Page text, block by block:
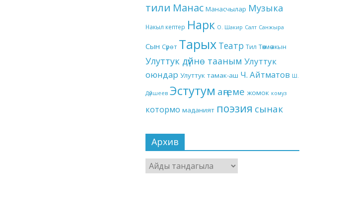
тили Манас Манасчылар Музыка
Накыл кептер Нарк О. Шакир Салт Санжыра
Сын Сүрөт Тарых Театр Тил Төкмө акын
Улуттук дүйнө тааным Улуттук
оюндар Улуттук тамак-аш Ч. Айтматов Ш.
Дүйшеев Эстутум аңгеме жомок комуз
котормо маданият поэзия сынак
Архив
Архив